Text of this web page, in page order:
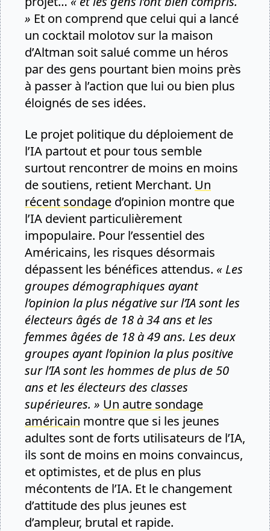
» Et on comprend que celui qui a lancé
un cocktail molotov sur la maison
d’Altman soit salué comme un héros
par des gens pourtant bien moins près
à passer à l’action que lui ou bien plus
éloignés de ses idées.
Le projet politique du déploiement de
l’IA partout et pour tous semble
surtout rencontrer de moins en moins
de soutiens, retient Merchant. Un
récent sondage d’opinion montre que
l’IA devient particulièrement
impopulaire. Pour l’essentiel des
Américains, les risques désormais
dépassent les bénéfices attendus. « Les
groupes démographiques ayant
l’opinion la plus négative sur l’IA sont les
électeurs âgés de 18 à 34 ans et les
femmes âgées de 18 à 49 ans. Les deux
groupes ayant l’opinion la plus positive
sur l’IA sont les hommes de plus de 50
ans et les électeurs des classes
supérieures. » Un autre sondage
américain montre que si les jeunes
adultes sont de forts utilisateurs de l’IA,
ils sont de moins en moins convaincus,
et optimistes, et de plus en plus
mécontents de l’IA. Et le changement
d’attitude des plus jeunes est
d’ampleur, brutal et rapide.